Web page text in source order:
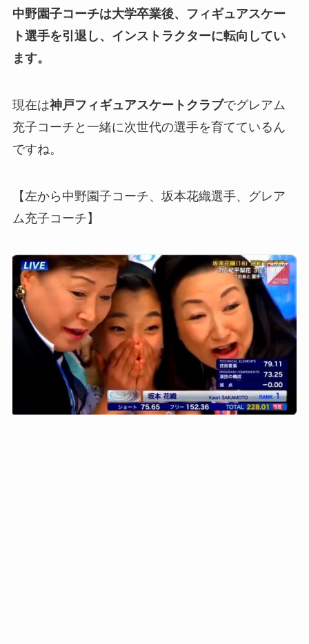
中野園子コーチは大学卒業後、フィギュアスケー
ト選手を引退し、インストラクターに転向してい
ます。
現在は神戸フィギュアスケートクラブでグレアム
充子コーチと一緒に次世代の選手を育てているん
ですね。
【左から中野園子コーチ、坂本花織選手、グレア
ム充子コーチ】